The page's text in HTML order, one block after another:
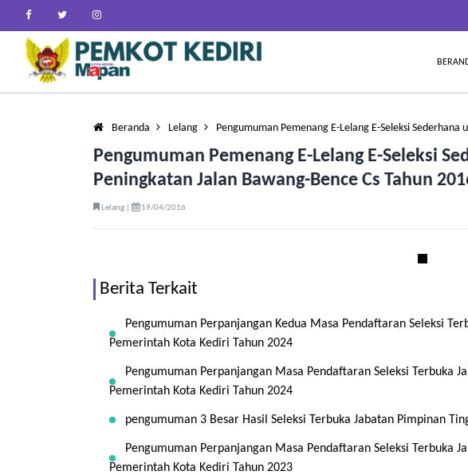
Beranda Lelang Pengumuman Pemenang E-Lelang E-Seleksi Sederhana
Pengumuman Pemenang E-Lelang E-Seleksi
Peningkatan Jalan Bawang-Bence Cs Tahun
Lelang | 19/04/2016
Berita Terkait
Pengumuman Perpanjangan Kedua Masa Pendaftaran Seleksi
Pemerintah Kota Kediri Tahun 2024
Pengumuman Perpanjangan Masa Pendaftaran Seleksi Terbuka
Pemerintah Kota Kediri Tahun 2024
pengumuman 3 Besar Hasil Seleksi Terbuka Jabatan Pimpinan
Pengumuman Perpanjangan Masa Pendaftaran Seleksi Terbuka
Pemerintah Kota Kediri Tahun 2023